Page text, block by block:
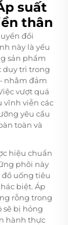
suất
thân
đổi
này là yếu
sản phẩm
duy trì trong
nhằm đảm
vượt quá
vĩnh viễn các
yêu cầu
toàn và
hiệu chuẩn
phôi này
đồ uống tiêu
biệt. Áp
rỗng trong
sẽ bị hỏng
hành thực